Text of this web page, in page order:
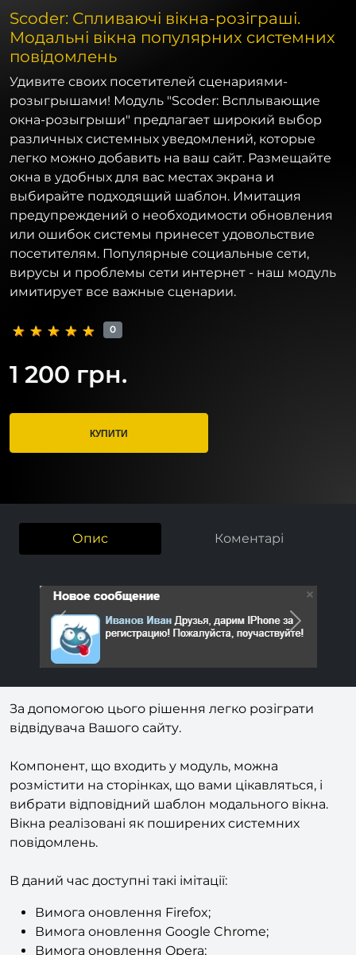
Scoder: Спливаючі вікна-розіграші.
Модальні вікна популярних системних
повідомлень
Удивите своих посетителей сценариями-
розыгрышами! Модуль "Scoder: Всплывающие
окна-розыгрыши" предлагает широкий выбор
различных системных уведомлений, которые
легко можно добавить на ваш сайт. Размещайте
окна в удобных для вас местах экрана и
выбирайте подходящий шаблон. Имитация
предупреждений о необходимости обновления
или ошибок системы принесет удовольствие
посетителям. Популярные социальные сети,
вирусы и проблемы сети интернет - наш модуль
имитирует все важные сценарии.
0
1 200 грн.
КУПИТИ
Опис Коментарі
Previous Next
За допомогою цього рішення легко розіграти
відвідувача Вашого сайту.
Компонент, що входить у модуль, можна
розмістити на сторінках, що вами цікавляться, і
вибрати відповідний шаблон модального вікна.
Вікна реалізовані як поширених системних
повідомлень.
В даний час доступні такі імітації:
Вимога оновлення Firefox;
Вимога оновлення Google Chrome;
Вимога оновлення Opera;